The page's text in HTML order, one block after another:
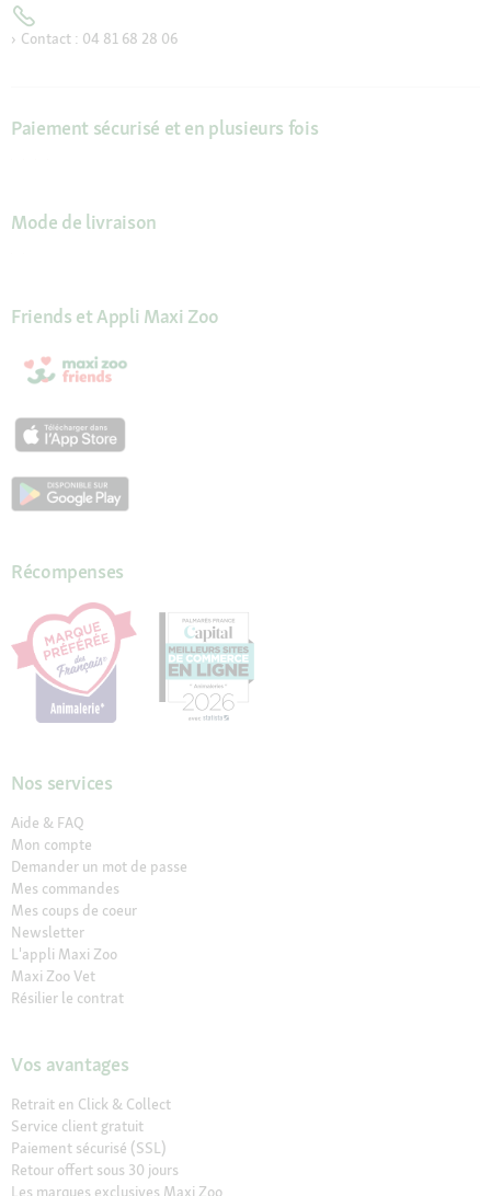
Contact : 04 81 68 28 06
Paiement sécurisé et en plusieurs fois
Mode de livraison
Friends et Appli Maxi Zoo
Récompenses
Nos services
Aide & FAQ
Mon compte
Demander un mot de passe
Mes commandes
Mes coups de coeur
Newsletter
L'appli Maxi Zoo
Maxi Zoo Vet
Résilier le contrat
Vos avantages
Retrait en Click & Collect
Service client gratuit
Paiement sécurisé (SSL)
Retour offert sous 30 jours
Les marques exclusives Maxi Zoo